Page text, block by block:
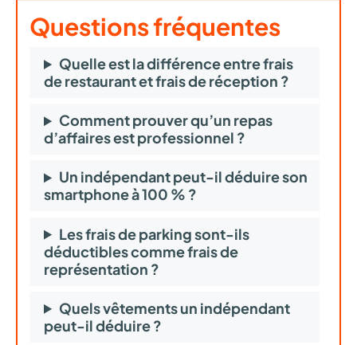
Questions fréquentes
Quelle est la différence entre frais
de restaurant et frais de réception ?
Comment prouver qu’un repas
d’affaires est professionnel ?
Un indépendant peut-il déduire son
smartphone à 100 % ?
Les frais de parking sont-ils
déductibles comme frais de
représentation ?
Quels vêtements un indépendant
peut-il déduire ?